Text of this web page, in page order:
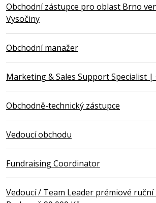
Obchodní zástupce pro oblast Brno
Vysočiny
Obchodní manažer
Marketing & Sales Support Specialist |
Obchodně-technický zástupce
Vedoucí obchodu
Fundraising Coordinator
Vedoucí / Team Leader prémiové